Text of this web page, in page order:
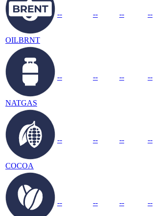
OILBRNT
-- -- -- --
NATGAS
-- -- -- --
COCOA
-- -- -- --
-- -- -- --